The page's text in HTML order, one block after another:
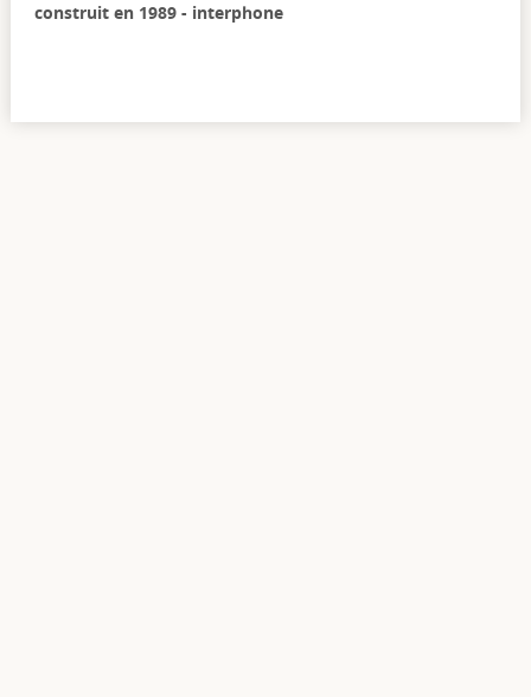
construit en 1989 - interphone